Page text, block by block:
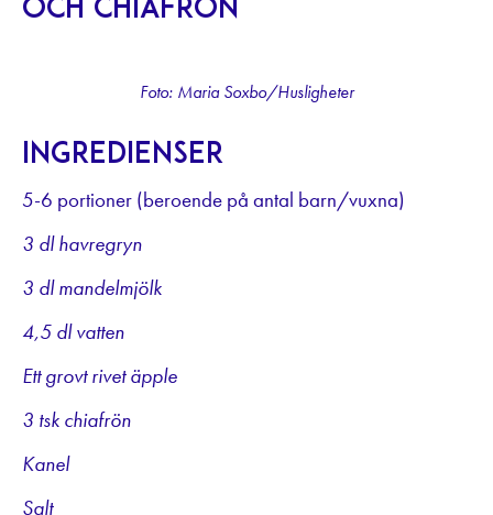
och chiafrön
Foto: Maria Soxbo/Husligheter
Ingredienser
5-6 portioner (beroende på antal barn/vuxna)
3 dl havregryn
3 dl mandelmjölk
4,5 dl vatten
Ett grovt rivet äpple
3 tsk chiafrön
Kanel
Salt